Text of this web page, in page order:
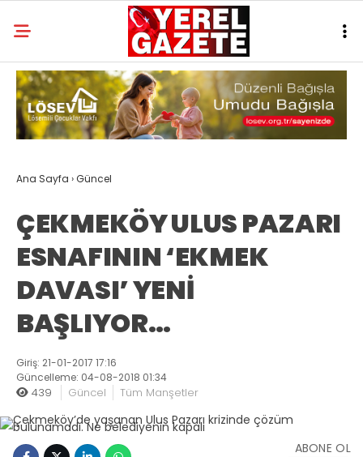
Ana Sayfa ›Güncel
ÇEKMEKÖY ULUS PAZARI
ESNAFININ ‘EKMEK
DAVASI’ YENİ
BAŞLIYOR…
Giriş: 21-01-2017 17:16
Güncelleme: 04-08-2018 01:34
439 Güncel Tüm Manşetler
ABONE OL